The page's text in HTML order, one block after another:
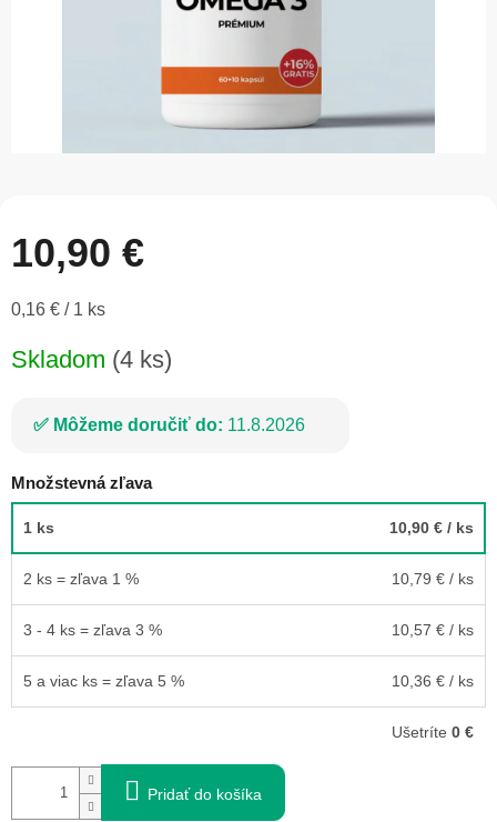
10,90 €
Jednotková
0,16 € / 1 ks
Skladom (4 ks)
Môžeme doručiť do: 11.8.2026
Množstevná zľava
1 ks 10,90 € / ks
2 ks = zľava 1 % 10,79 € / ks
3 - 4 ks = zľava 3 % 10,57 € / ks
5 a viac ks = zľava 5 % 10,36 € / ks
Ušetríte 0 €
Pridať do košíka